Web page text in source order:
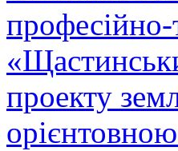
проекту